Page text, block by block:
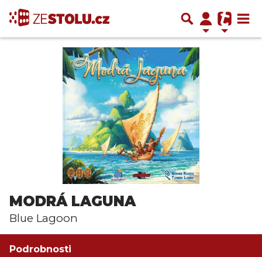
MODRÁ LAGUNA
Blue Lagoon
Podrobnosti